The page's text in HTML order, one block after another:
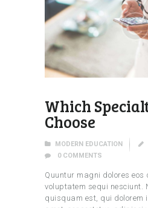
Which
Choose
MODERN EDUCATION
0 COMMENTS
Quuntur magni dolores eos
voluptatem sequi nesciunt.
quisquam est, qui dolorem